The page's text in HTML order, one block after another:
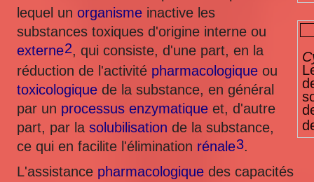
lequel un organisme inactive les
substances toxiques d'origine interne ou
externe2, qui consiste, d'une part, en la
réduction de l'activité pharmacologique ou
toxicologique de la substance, en général
par un processus enzymatique et, d'autre
part, par la solubilisation de la substance,
ce qui en facilite l'élimination rénale3.
L'assistance pharmacologique des capacités